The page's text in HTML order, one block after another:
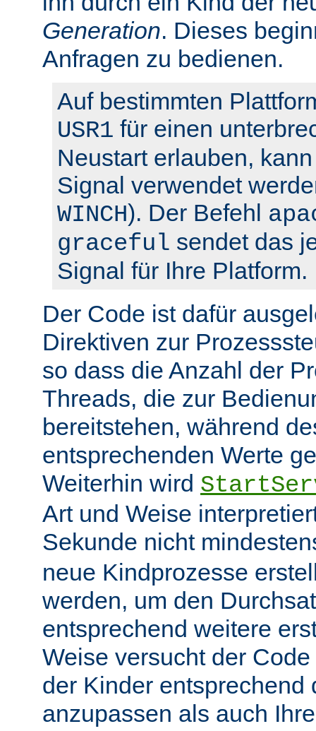
Generation. Dieses
Anfragen zu bedienen.
Auf bestimmten
USR1 für einen
Neustart erlauben,
Signal verwendet
WINCH). Der Befehl
graceful sendet das
Signal für Ihre Platform.
Der Code ist dafür
Direktiven zur
so dass die Anzahl der
Threads, die zur
bereitstehen, während
entsprechenden Werte
Weiterhin wird
Art und Weise
Sekunde nicht
neue Kindprozesse
werden, um den
entsprechend weitere
Weise versucht der
der Kinder entsprechend
anzupassen als auch